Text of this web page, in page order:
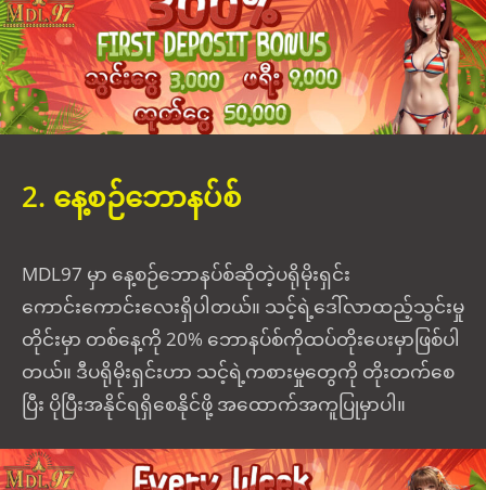
2. နေ့စဉ်ဘောနပ်စ်
MDL97 မှာ နေ့စဉ်ဘောနပ်စ်ဆိုတဲ့ပရိုမိုးရှင်း
ကောင်းကောင်းလေးရှိပါတယ်။ သင့်ရဲ့ဒေါ်လာထည့်သွင်းမှု
တိုင်းမှာ တစ်နေ့ကို 20% ဘောနပ်စ်ကိုထပ်တိုးပေးမှာဖြစ်ပါ
တယ်။ ဒီပရိုမိုးရှင်းဟာ သင့်ရဲ့ကစားမှုတွေကို တိုးတက်စေ
ပြီး ပိုပြီးအနိုင်ရရှိစေနိုင်ဖို့ အထောက်အကူပြုမှာပါ။